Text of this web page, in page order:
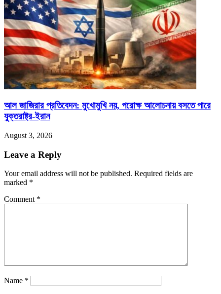
আল জাজিরার প্রতিবেদন: মুখোমুখি নয়, পরোক্ষ আলোচনায় বসতে পারে
যুক্তরাষ্ট্র-ইরান
August 3, 2026
Leave a Reply
Your email address will not be published. Required fields are
marked *
Comment *
Name *